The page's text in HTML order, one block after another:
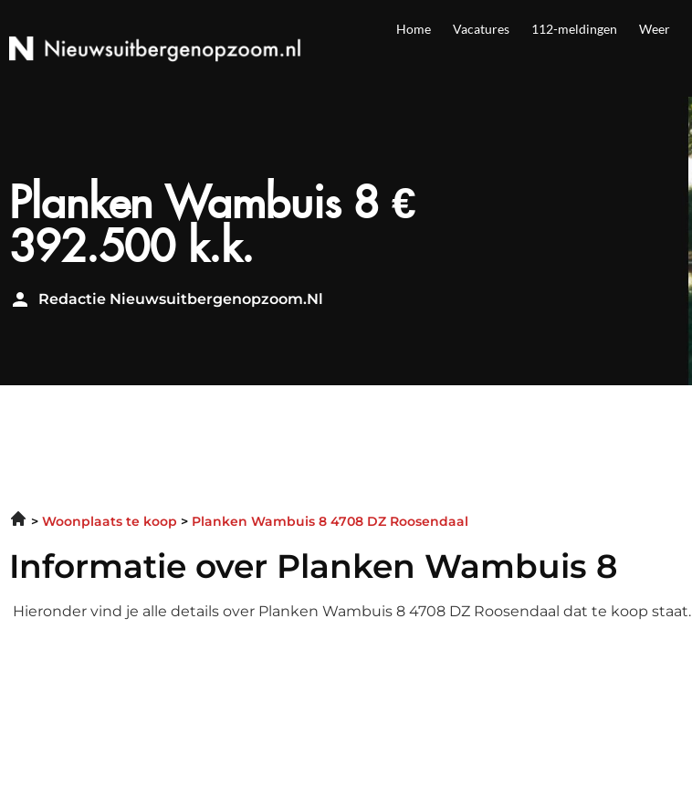
Home Vacatures 112-meldingen Weer
Planken Wambuis 8 €
392.500 k.k.
Redactie Nieuwsuitbergenopzoom.nl
Woonplaats te koop Planken Wambuis 8 4708 DZ Roosendaal
Informatie over Planken Wambuis 8
Hieronder vind je alle details over Planken Wambuis 8 4708 DZ Roosendaal dat te koop staat.